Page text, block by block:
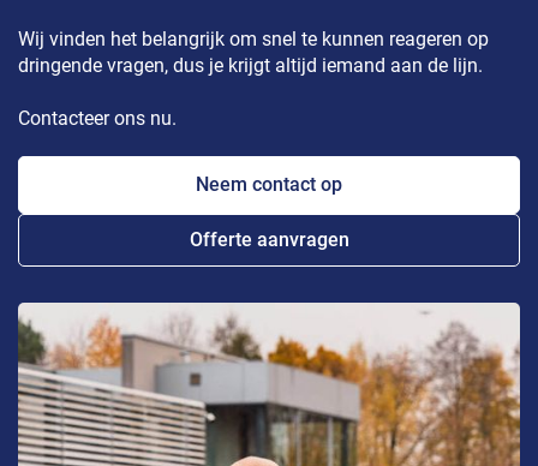
Wij vinden het belangrijk om snel te kunnen reageren op
dringende vragen, dus je krijgt altijd iemand aan de lijn.
Contacteer ons nu.
Neem contact op
Offerte aanvragen